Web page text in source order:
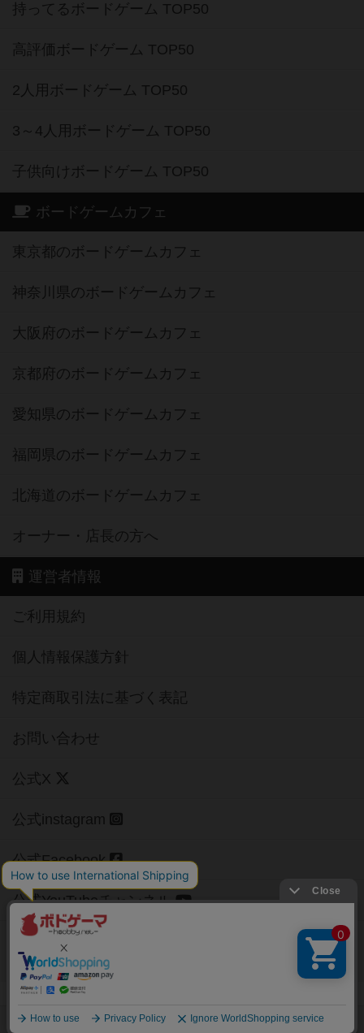
持ってるボードゲーム TOP50
高評価ボードゲーム TOP50
2人用ボードゲーム TOP50
3～4人用ボードゲーム TOP50
子供向けボードゲーム TOP50
ボードゲームカフェ
東京都のボードゲームカフェ
神奈川県のボードゲームカフェ
大阪府のボードゲームカフェ
京都府のボードゲームカフェ
愛知県のボードゲームカフェ
福岡県のボードゲームカフェ
北海道のボードゲームカフェ
オーナー・店長の方へ
運営者情報
ご利用規約
個人情報保護方針
特定商取引法に基づく表記
お問い合わせ
公式X
公式instagram
公式Facebook
公式YouTubeチャンネル